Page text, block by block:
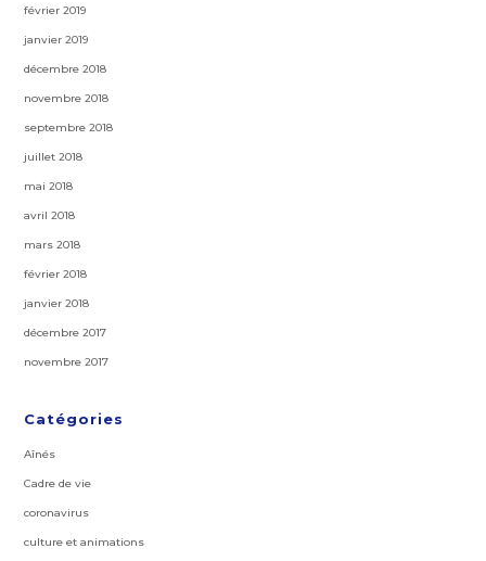
février 2019
janvier 2019
décembre 2018
novembre 2018
septembre 2018
juillet 2018
mai 2018
avril 2018
mars 2018
février 2018
janvier 2018
décembre 2017
novembre 2017
Catégories
Aînés
Cadre de vie
coronavirus
culture et animations